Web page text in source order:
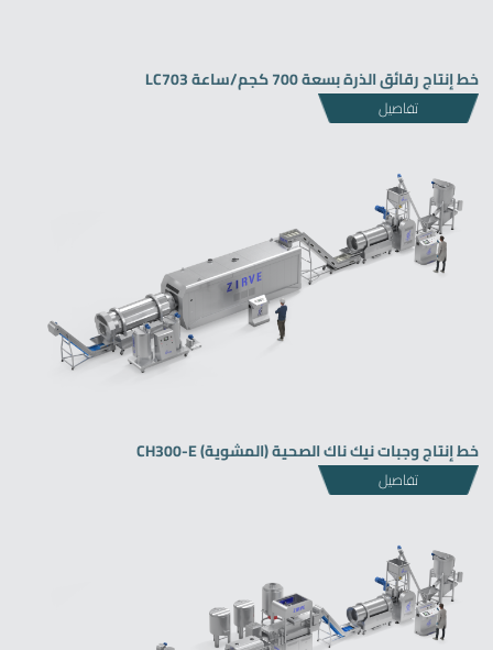
خط إنتاج رقائق الذرة بسعة 700 كجم/ساعة LC703
تفاصيل
خط إنتاج وجبات نيك ناك الصحية (المشوية) CH300-E
تفاصيل